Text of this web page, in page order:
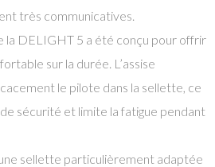
très communicatives.
la DELIGHT 5 a été conçu pour offrir
sur la durée. L’assise
le pilote dans la sellette, ce
sécurité et limite la fatigue pendant
sellette particulièrement adaptée